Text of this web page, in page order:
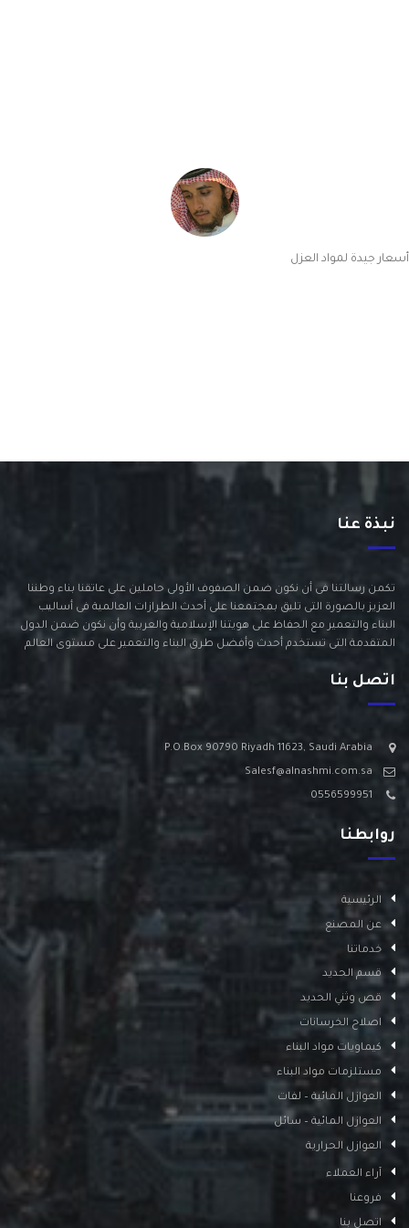
أسعار جيدة لمواد العزل
نبذة عنا
تكمن رسالتنا فى أن نكون ضمن الصفوف الأولى حاملين على عاتقنا بناء وطننا
العزيز بالصورة التى تليق بمجتمعنا على أحدث الطرازات العالمية فى أساليب
البناء والتعمير مع الحفاظ على هويتنا الإسلامية والعربية وأن نكون ضمن الدول
المتقدمة التى تستخدم أحدث وأفضل طرق البناء والتعمير على مستوى العالم
اتصل بنا
P.O.Box 90790 Riyadh 11623, Saudi Arabia
Salesf@alnashmi.com.sa
0556599951
روابطنا
الرئيسية
عن المصنع
خدماتنا
قسم الحديد
قص وثني الحديد
اصلاح الخرسانات
كيماويات مواد البناء
مستلزمات مواد البناء
العوازل المائية – لفات
العوازل المائية – سائل
العوازل الحرارية
آراء العملاء
فروعنا
اتصل بنا